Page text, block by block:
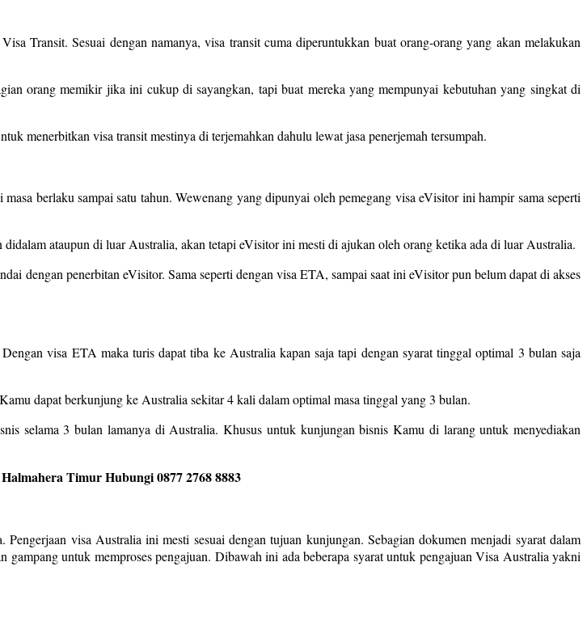
Transit. Sesuai dengan namanya, visa transit cuma diperuntukkan buat orang-orang yang akan melakukan
orang memikir jika ini cukup di sayangkan, tapi buat mereka yang mempunyai kebutuhan yang singkat di
menerbitkan visa transit mestinya di terjemahkan dahulu lewat jasa penerjemah tersumpah.
berlaku sampai satu tahun. Wewenang yang dipunyai oleh pemegang visa eVisitor ini hampir sama seperti
ataupun di luar Australia, akan tetapi eVisitor ini mesti di ajukan oleh orang ketika ada di luar Australia.
dengan penerbitan eVisitor. Sama seperti dengan visa ETA, sampai saat ini eVisitor pun belum dapat di akses
visa ETA maka turis dapat tiba ke Australia kapan saja tapi dengan syarat tinggal optimal 3 bulan saja
dapat berkunjung ke Australia sekitar 4 kali dalam optimal masa tinggal yang 3 bulan.
selama 3 bulan lamanya di Australia. Khusus untuk kunjungan bisnis Kamu di larang untuk menyediakan
Timur Hubungi 0877 2768 8883
visa Australia ini mesti sesuai dengan tujuan kunjungan. Sebagian dokumen menjadi syarat dalam
untuk memproses pengajuan. Dibawah ini ada beberapa syarat untuk pengajuan Visa Australia yakni